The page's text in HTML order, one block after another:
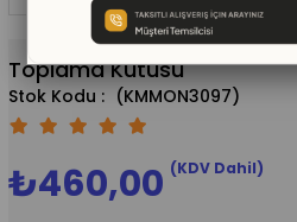
Toplama Kutusu
(KMMON3097)
₺460,00 (KDV Dahil)